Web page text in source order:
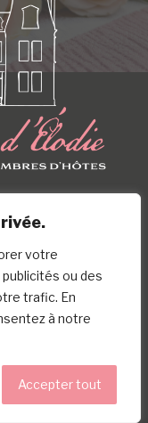
votre
ou des
trafic. En
à notre
Accepter tout
Mentions légales
Politique de
confidentialité
Politique de cookies
CGV